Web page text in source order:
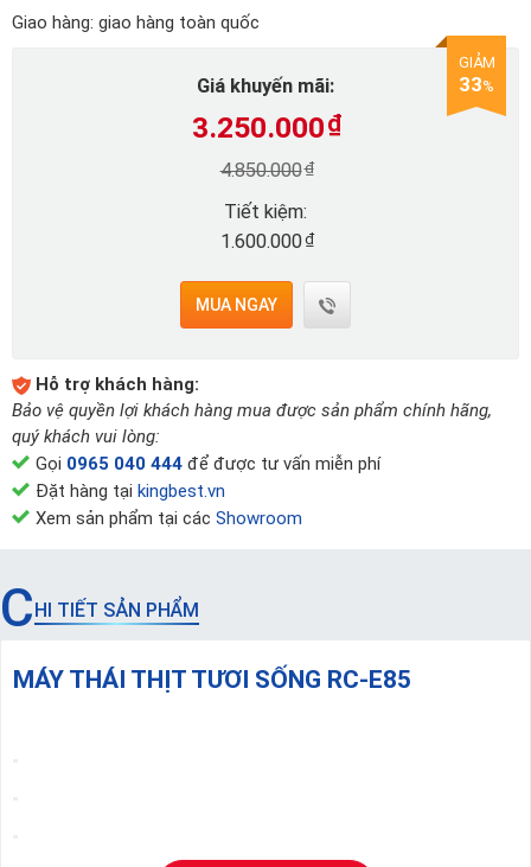
Giao hàng: giao hàng toàn quốc
Giá khuyến mãi:
3.250.000₫
4.850.000₫
Tiết kiệm:
1.600.000₫
MUA NGAY
GIẢM
33%
Hỗ trợ khách hàng:
Bảo vệ quyền lợi khách hàng mua được sản phẩm chính hãng,
quý khách vui lòng:
Gọi 0965 040 444 để được tư vấn miễn phí
Đặt hàng tại kingbest.vn
Xem sản phẩm tại các Showroom
CHI TIẾT SẢN PHẨM
MÁY THÁI THỊT TƯƠI SỐNG RC-E85